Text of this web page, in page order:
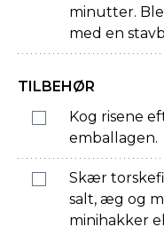
minutter.
med en
TILBEHØR
Kog risene
emballagen.
Skær
salt, æg og
minihakker